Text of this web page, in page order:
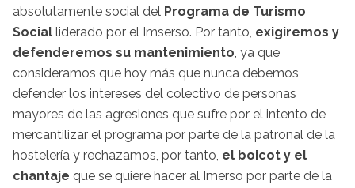
absolutamente social del Programa de Turismo
Social liderado por el Imserso. Por tanto, exigiremos y
defenderemos su mantenimiento, ya que
consideramos que hoy más que nunca debemos
defender los intereses del colectivo de personas
mayores de las agresiones que sufre por el intento de
mercantilizar el programa por parte de la patronal de la
hostelería y rechazamos, por tanto, el boicot y el
chantaje que se quiere hacer al Imerso por parte de la